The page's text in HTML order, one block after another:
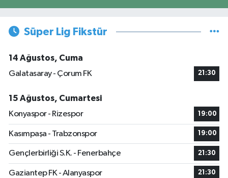
Süper Lig Fikstür
14 Ağustos, Cuma
Galatasaray - Çorum FK
21:30
15 Ağustos, Cumartesi
Konyaspor - Rizespor
19:00
Kasımpaşa - Trabzonspor 19:00
Gençlerbirliği S.K. - Fenerbahçe 21:30
Gaziantep FK - Alanyaspor 21:30